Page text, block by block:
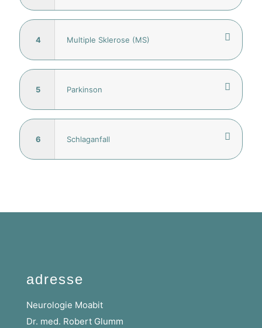
4 Multiple Sklerose (MS)
5 Parkinson
6 Schlaganfall
adresse
Neurologie Moabit
Dr. med. Robert Glumm